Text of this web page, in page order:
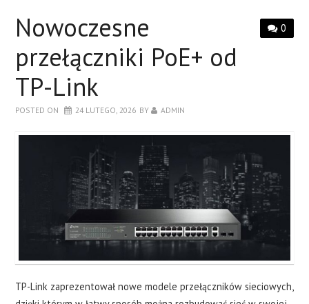
0
Nowoczesne
przełączniki PoE+ od
TP-Link
POSTED ON 24 LUTEGO, 2026 BY ADMIN
TP-Link zaprezentował nowe modele przełączników sieciowych,